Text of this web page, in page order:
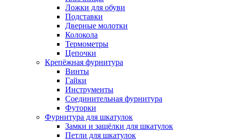
Ложки для обуви
Подставки
Дверные молотки
Колокола
Термометры
Цепочки
Крепёжная фурнитура
Винты
Гайки
Инструменты
Соединительная фурнитура
Футорки
Фурнитура для шкатулок
Замки и защёлки для шкатулок
Петли для шкатулок